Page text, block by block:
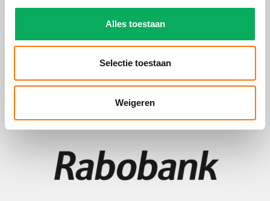
Alles toestaan
Selectie toestaan
Weigeren